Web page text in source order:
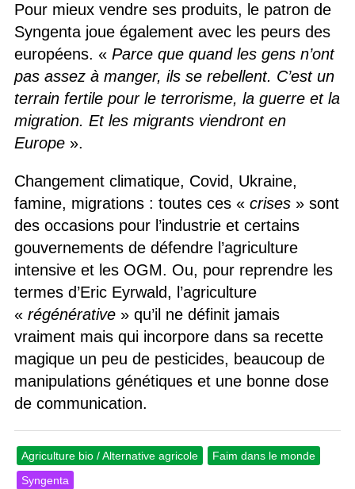
Pour mieux vendre ses produits, le patron de
Syngenta joue également avec les peurs des
européens. « Parce que quand les gens n’ont
pas assez à manger, ils se rebellent. C’est un
terrain fertile pour le terrorisme, la guerre et la
migration. Et les migrants viendront en
Europe».
Changement climatique, Covid, Ukraine,
famine, migrations : toutes ces « crises» sont
des occasions pour l’industrie et certains
gouvernements de défendre l’agriculture
intensive et les OGM. Ou, pour reprendre les
termes d’Eric Eyrwald, l’agriculture
« régénérative» qu’il ne définit jamais
vraiment mais qui incorpore dans sa recette
magique un peu de pesticides, beaucoup de
manipulations génétiques et une bonne dose
de communication.
Agriculture bio / Alternative agricole
Faim dans le monde
Syngenta